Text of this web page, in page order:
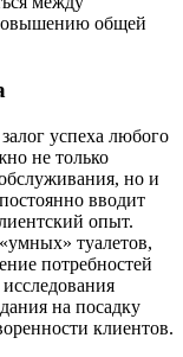
общей
успеха любого
не только
но и
вводит
опыт.
туалетов,
потребностей
на посадку
клиентов.